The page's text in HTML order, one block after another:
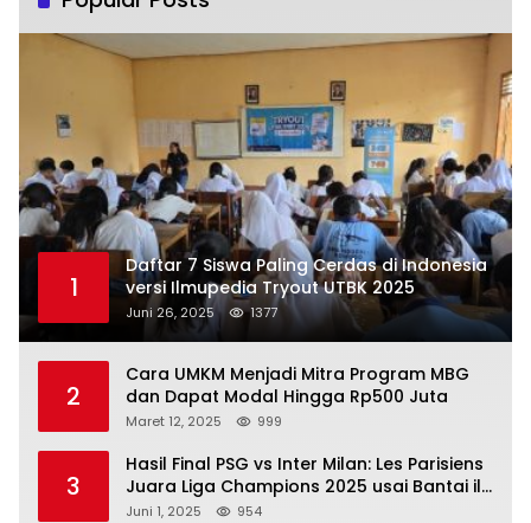
1
Daftar 7 Siswa Paling Cerdas di Indonesia
versi Ilmupedia Tryout UTBK 2025
Juni 26, 2025 1377
2
Cara UMKM Menjadi Mitra Program MBG
dan Dapat Modal Hingga Rp500 Juta
Maret 12, 2025 999
3
Hasil Final PSG vs Inter Milan: Les Parisiens
Juara Liga Champions 2025 usai Bantai il
Nerazzurri
Juni 1, 2025 954